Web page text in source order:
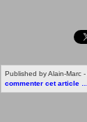
Published by Alain-Marc -
commenter cet article